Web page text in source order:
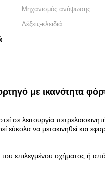
Μηχανισμός ανύψωσης:
Λέξεις-κλειδιά:
με ικανότητα
λειτουργία
να μετακινηθεί και
επιλεγμένου οχήματος ή